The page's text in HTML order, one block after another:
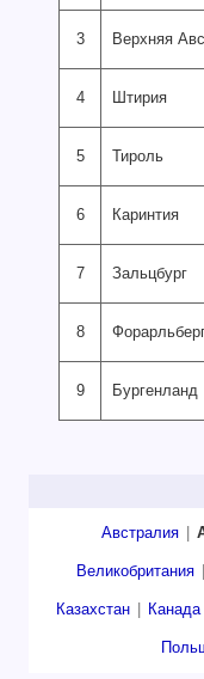
3 Верхняя
4 Штирия
5 Тироль
6 Каринтия
7 Зальцбург
8
9 Бургенланд
Австралия
Великобритания
Казахстан Канада